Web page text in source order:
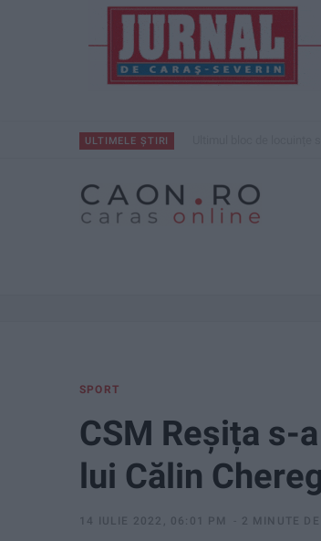
ULTIMELE ȘTIRI
SPORT
CSM Reșița s-
lui Călin
14 IULIE 2022, 06:01 PM 2 MINUTE DE